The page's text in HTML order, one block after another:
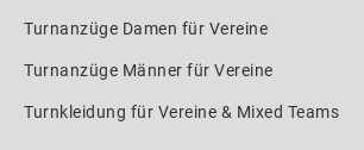
Turnanzüge Damen für Vereine
Turnanzüge Männer für Vereine
Turnkleidung für Vereine & Mixed Teams